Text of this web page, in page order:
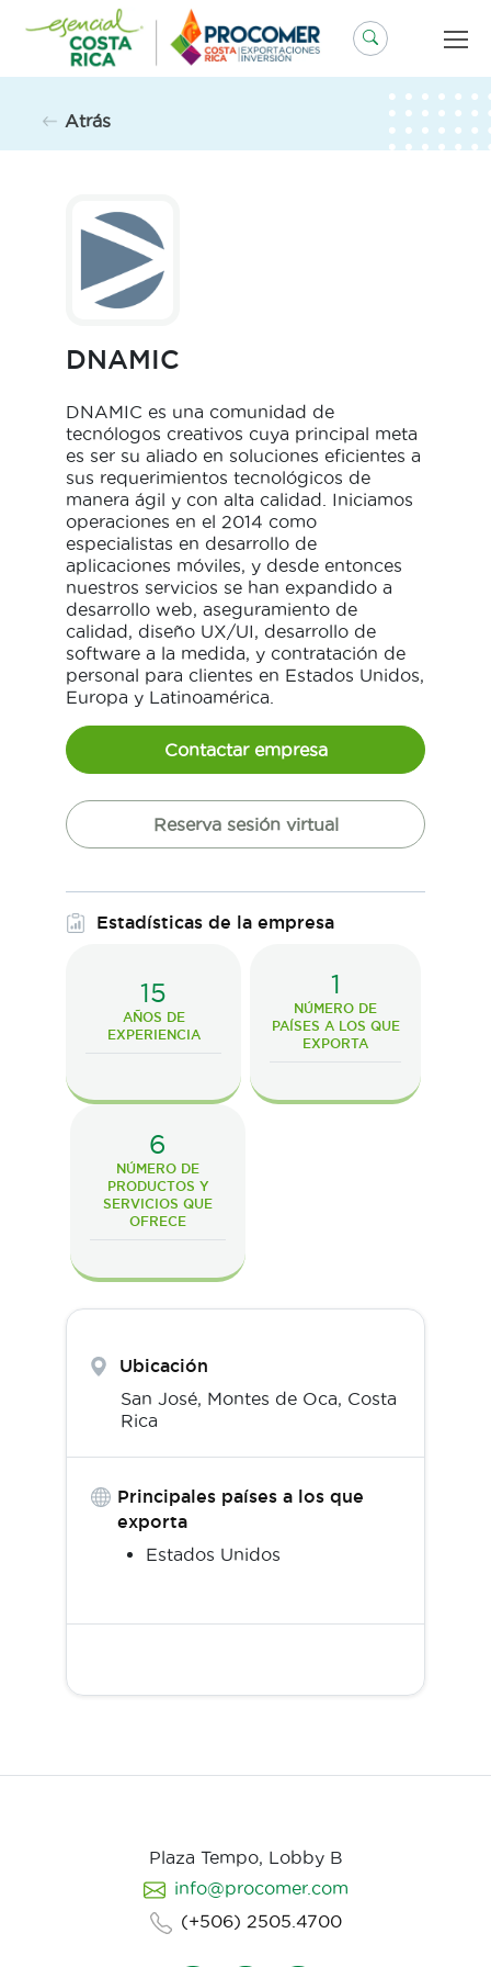
contenido
Atrás
DNAMIC
DNAMIC es una comunidad de
tecnólogos creativos cuya principal meta
es ser su aliado en soluciones eficientes a
sus requerimientos tecnológicos de
manera ágil y con alta calidad. Iniciamos
operaciones en el 2014 como
especialistas en desarrollo de
aplicaciones móviles, y desde entonces
nuestros servicios se han expandido a
desarrollo web, aseguramiento de
calidad, diseño UX/UI, desarrollo de
software a la medida, y contratación de
personal para clientes en Estados Unidos,
Europa y Latinoamérica.
Contactar empresa
Reserva sesión virtual
Estadísticas de la empresa
15
AÑOS DE
EXPERIENCIA
1
NÚMERO DE
PAÍSES A LOS QUE
EXPORTA
6
NÚMERO DE
PRODUCTOS Y
SERVICIOS QUE
OFRECE
Ubicación
San José, Montes de Oca, Costa
Rica
Principales países a los que
exporta
Estados Unidos
Plaza Tempo, Lobby B
info@procomer.com
(+506) 2505.4700